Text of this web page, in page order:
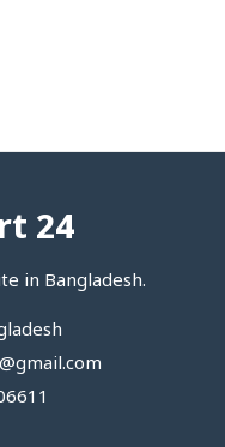
24
in Bangladesh.